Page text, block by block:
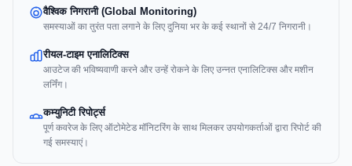
वैश्विक निगरानी (Global Monitoring)
समस्याओं का तुरंत पता लगाने के लिए दुनिया भर के कई स्थानों से 24/7 निगरानी।
रीयल-टाइम एनालिटिक्स
आउटेज की भविष्यवाणी करने और उन्हें रोकने के लिए उन्नत एनालिटिक्स और मशीन
लर्निंग।
कम्युनिटी रिपोर्ट्स
पूर्ण कवरेज के लिए ऑटोमेटेड मॉनिटरिंग के साथ मिलकर उपयोगकर्ताओं द्वारा रिपोर्ट की
गई समस्याएं।